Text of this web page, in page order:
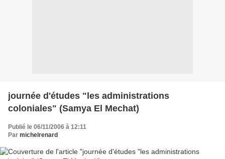
journée d'études "les administrations
coloniales" (Samya El Mechat)
Publié le 06/11/2006 à 12:11
Par michelrenard